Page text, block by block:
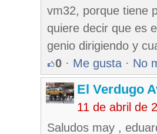
vm32, porque tiene
quiere decir que es
genio dirigiendo y
0 · Me gusta · No
El Verdugo
11 de abril de
Saludos may ,